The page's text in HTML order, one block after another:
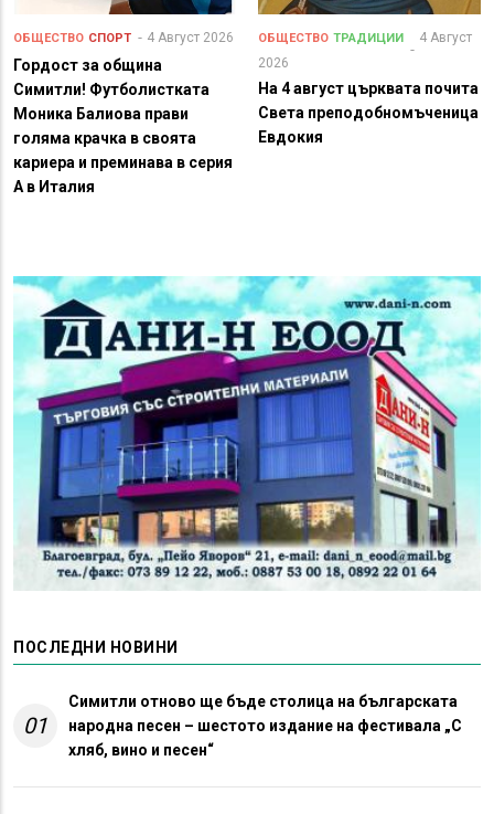
ОБЩЕСТВО СПОРТ 4 Август 2026
Гордост за община
Симитли! Футболистката
Моника Балиова прави
голяма крачка в своята
кариера и преминава в серия
А в Италия
ОБЩЕСТВО ТРАДИЦИИ
4 Август
2026
На 4 август църквата почита
Света преподобномъченица
Евдокия
ПОСЛЕДНИ НОВИНИ
01
Симитли отново ще бъде столица на българската
народна песен – шестото издание на фестивала „С
хляб, вино и песен“